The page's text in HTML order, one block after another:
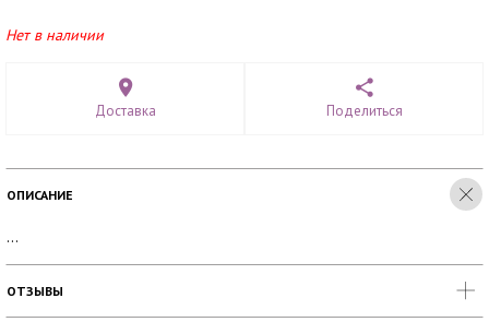
Нет в наличии
Доставка Поделиться
ОПИСАНИЕ
...
ОТЗЫВЫ